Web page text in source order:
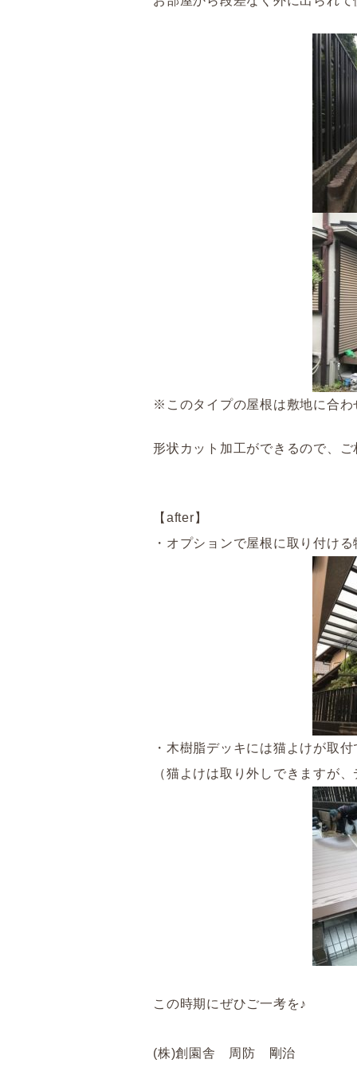
※このタイプの屋根は敷地に合わ
形状カット加工ができるので、
【after】
・オプションで屋根に取り付け
・木樹脂デッキには猫よけが取
（猫よけは取り外しできますが
この時期にぜひご一考を♪
(株)創園舎 周防 剛治